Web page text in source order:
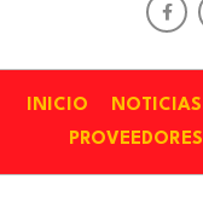
INICIO NOTICIAS
PROVEEDORES